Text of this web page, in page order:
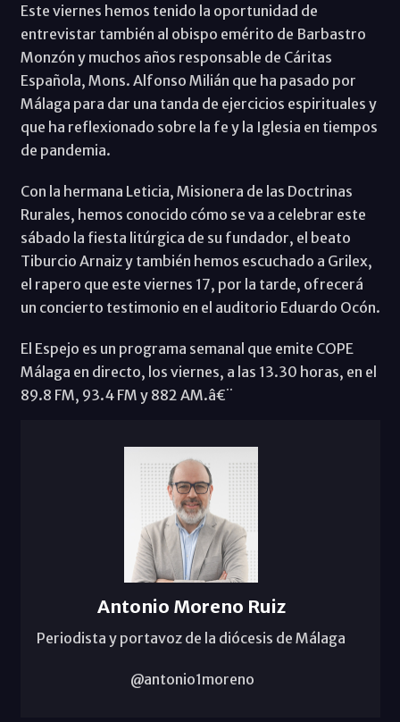
Este viernes hemos tenido la oportunidad de
entrevistar también al obispo emérito de Barbastro
Monzón y muchos años responsable de Cáritas
Española, Mons. Alfonso Milián que ha pasado por
Málaga para dar una tanda de ejercicios espirituales y
que ha reflexionado sobre la fe y la Iglesia en tiempos
de pandemia.
Con la hermana Leticia, Misionera de las Doctrinas
Rurales, hemos conocido cómo se va a celebrar este
sábado la fiesta litúrgica de su fundador, el beato
Tiburcio Arnaiz y también hemos escuchado a Grilex,
el rapero que este viernes 17, por la tarde, ofrecerá
un concierto testimonio en el auditorio Eduardo Ocón.
El Espejo es un programa semanal que emite COPE
Málaga en directo, los viernes, a las 13.30 horas, en el
89.8 FM, 93.4 FM y 882 AM.â€¨
Antonio Moreno Ruiz
Periodista y portavoz de la diócesis de Málaga
@antonio1moreno